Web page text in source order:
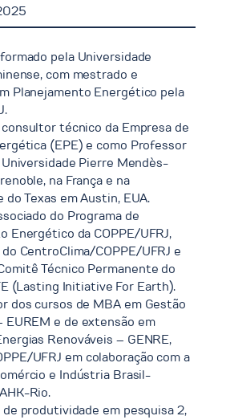
pela Universidade
com mestrado e
Planejamento Energético pela
técnico da Empresa de
(EPE) e como Professor
Pierre Mendès-
na França e na
do Texas em Austin, EUA.
do Programa de
Energético da COPPE/UFRJ,
CentroClima/COPPE/UFRJ e
Técnico Permanente do
(Lasting Initiative For Earth).
dos cursos de MBA em Gestão
EUREM e de extensão em
Renováveis – GENRE,
UFRJ em colaboração com a
e Indústria Brasil-
Rio.
produtividade em pesquisa 2,